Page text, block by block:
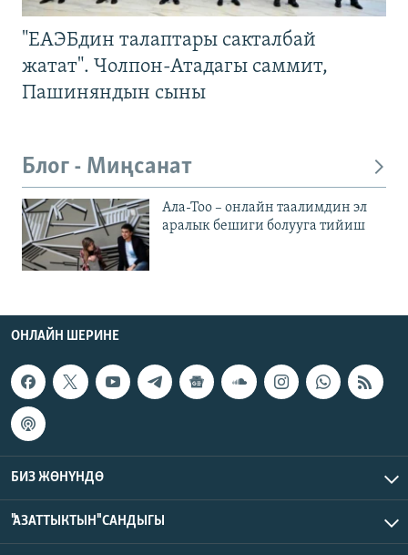
"ЕАЭБдин талаптары сакталбай
жатат". Чолпон-Атадагы саммит,
Пашиняндын сыны
Блог - Миңсанат
Ала-Тоо – онлайн таалимдин эл
аралык бешиги болууга тийиш
ОНЛАЙН ШЕРИНЕ
БИЗ ЖӨНҮНДӨ
"АЗАТТЫКТЫН" САНДЫГЫ